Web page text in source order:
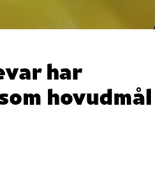
har
hovudmål